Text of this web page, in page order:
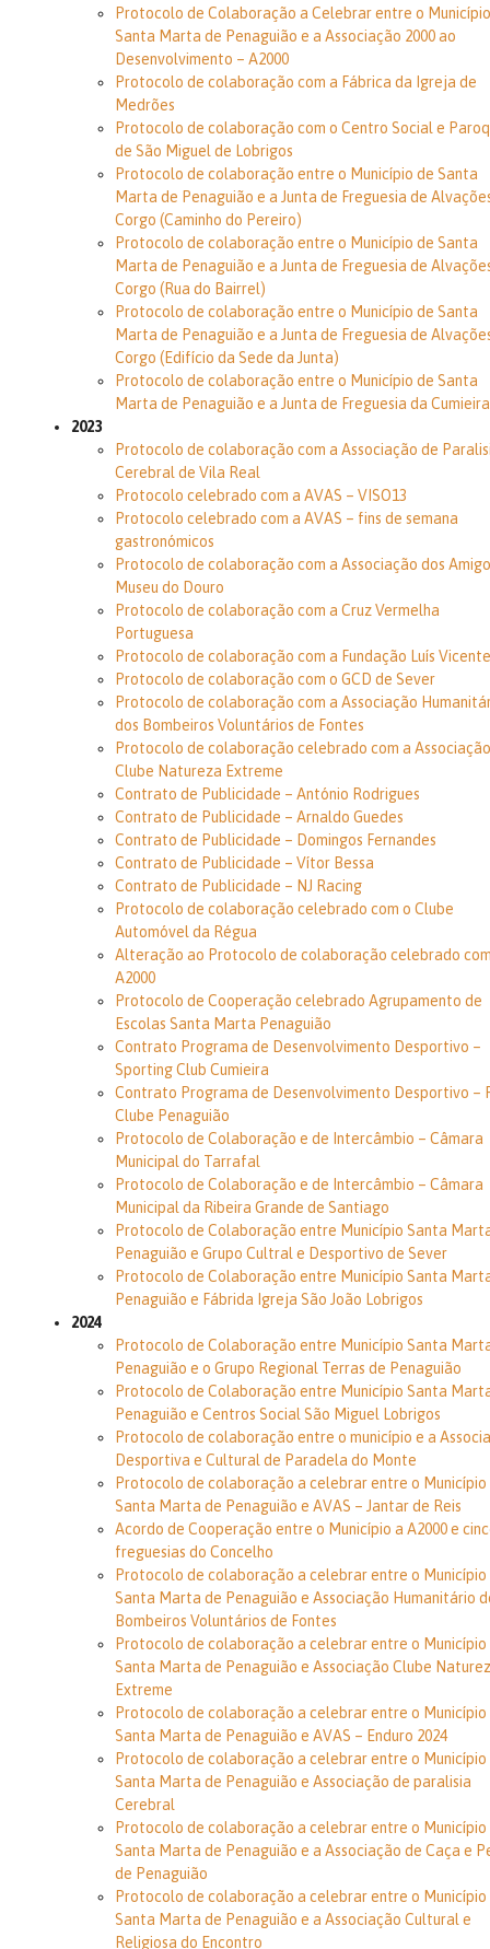
Protocolo de Colaboração a Celebrar entre o
Santa Marta de Penaguião e a Associação 2000 ao
Desenvolvimento – A2000
Protocolo de colaboração com a Fábrica da Igreja de
Medrões
Protocolo de colaboração com o Centro Social e
de São Miguel de Lobrigos
Protocolo de colaboração entre o Município de Santa
Marta de Penaguião e a Junta de Freguesia de
Corgo (Caminho do Pereiro)
Protocolo de colaboração entre o Município de Santa
Marta de Penaguião e a Junta de Freguesia de
Corgo (Rua do Bairrel)
Protocolo de colaboração entre o Município de Santa
Marta de Penaguião e a Junta de Freguesia de
Corgo (Edifício da Sede da Junta)
Protocolo de colaboração entre o Município de Santa
Marta de Penaguião e a Junta de Freguesia da Cumieira
2023
Protocolo de colaboração com a Associação de
Cerebral de Vila Real
Protocolo celebrado com a AVAS – VISO13
Protocolo celebrado com a AVAS – fins de semana
gastronómicos
Protocolo de colaboração com a Associação dos
Museu do Douro
Protocolo de colaboração com a Cruz Vermelha
Portuguesa
Protocolo de colaboração com a Fundação Luís Vicente
Protocolo de colaboração com o GCD de Sever
Protocolo de colaboração com a Associação
dos Bombeiros Voluntários de Fontes
Protocolo de colaboração celebrado com a Associação
Clube Natureza Extreme
Contrato de Publicidade – António Rodrigues
Contrato de Publicidade – Arnaldo Guedes
Contrato de Publicidade – Domingos Fernandes
Contrato de Publicidade – Vítor Bessa
Contrato de Publicidade – NJ Racing
Protocolo de colaboração celebrado com o Clube
Automóvel da Régua
Alteração ao Protocolo de colaboração celebrado
A2000
Protocolo de Cooperação celebrado Agrupamento de
Escolas Santa Marta Penaguião
Contrato Programa de Desenvolvimento Desportivo –
Sporting Club Cumieira
Contrato Programa de Desenvolvimento Desportivo –
Clube Penaguião
Protocolo de Colaboração e de Intercâmbio – Câmara
Municipal do Tarrafal
Protocolo de Colaboração e de Intercâmbio – Câmara
Municipal da Ribeira Grande de Santiago
Protocolo de Colaboração entre Município Santa
Penaguião e Grupo Cultral e Desportivo de Sever
Protocolo de Colaboração entre Município Santa
Penaguião e Fábrida Igreja São João Lobrigos
2024
Protocolo de Colaboração entre Município Santa
Penaguião e o Grupo Regional Terras de Penaguião
Protocolo de Colaboração entre Município Santa
Penaguião e Centros Social São Miguel Lobrigos
Protocolo de colaboração entre o município e a
Desportiva e Cultural de Paradela do Monte
Protocolo de colaboração a celebrar entre o Município
Santa Marta de Penaguião e AVAS – Jantar de Reis
Acordo de Cooperação entre o Município a A2000 e
freguesias do Concelho
Protocolo de colaboração a celebrar entre o Município
Santa Marta de Penaguião e Associação Humanitário
Bombeiros Voluntários de Fontes
Protocolo de colaboração a celebrar entre o Município
Santa Marta de Penaguião e Associação Clube
Extreme
Protocolo de colaboração a celebrar entre o Município
Santa Marta de Penaguião e AVAS – Enduro 2024
Protocolo de colaboração a celebrar entre o Município
Santa Marta de Penaguião e Associação de paralisia
Cerebral
Protocolo de colaboração a celebrar entre o Município
Santa Marta de Penaguião e a Associação de Caça e
de Penaguião
Protocolo de colaboração a celebrar entre o Município
Santa Marta de Penaguião e a Associação Cultural e
Religiosa do Encontro